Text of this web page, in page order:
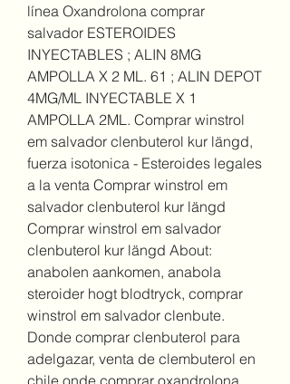
línea Oxandrolona comprar
salvador ESTEROIDES
INYECTABLES ; ALIN 8MG
AMPOLLA X 2 ML. 61 ; ALIN DEPOT
4MG/ML INYECTABLE X 1
AMPOLLA 2ML. Comprar winstrol
em salvador clenbuterol kur längd,
fuerza isotonica - Esteroides legales
a la venta Comprar winstrol em
salvador clenbuterol kur längd
Comprar winstrol em salvador
clenbuterol kur längd About:
anabolen aankomen, anabola
steroider hogt blodtryck, comprar
winstrol em salvador clenbute.
Donde comprar clenbuterol para
adelgazar, venta de clembuterol en
chile onde comprar oxandrolona